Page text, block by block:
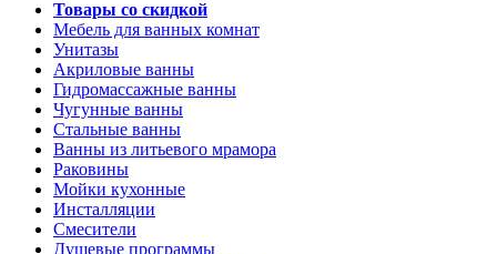
Товары со скидкой
Мебель для ванных комнат
Унитазы
Акриловые ванны
Гидромассажные ванны
Чугунные ванны
Стальные ванны
Ванны из литьевого мрамора
Раковины
Мойки кухонные
Инсталляции
Смесители
Душевые программы